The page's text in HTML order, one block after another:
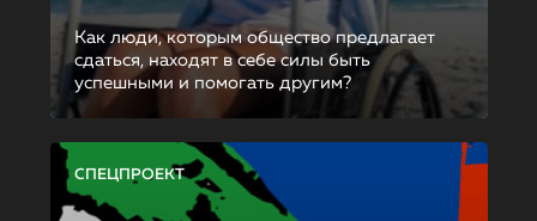
Как люди, которым общество предлагает
сдаться, находят в себе силы быть
успешными и помогать другим?
СПЕЦПРОЕКТ